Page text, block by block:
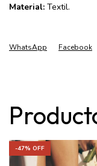
Material: Textil.
WhatsApp Facebook
-47% OFF